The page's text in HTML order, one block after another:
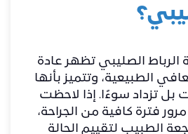
الصليبي تظهر عادة
الطبيعية، وتتميز بأنها
بل تزداد سوءًا. إذا لاحظت
فترة كافية من الجراحة،
الطبيب لتقييم الحالة